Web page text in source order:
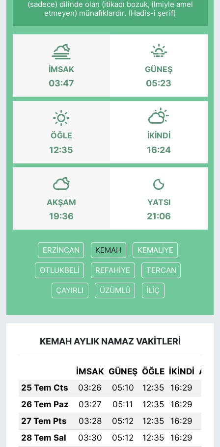
(sadece) dilinde olan (itikadı bozuk, ilmiyle amel
etmeyen) münafıklardır. (Hadis-i şerif)
İMSAK
03:47
GÜNEŞ
05:23
ÖĞLE
12:35
İKINDI
16:24
AKŞAM
19:36
YATSI
21:06
ERZİNCAN KEMAH KEMALİYE
OTLUKBELİ REFAHİYE TERCAN
ÇAYIRLI ÜZÜMLÜ İLİÇ
KEMAH AYLIK NAMAZ VAKITLERI
İMSAK GÜNEŞ ÖĞLE İKINDI
25 Tem Cts
03:26 05:10 12:35 16:29
26 Tem Paz
03:27 05:11 12:35 16:29
27 Tem Pts
03:28 05:12 12:35 16:29
28 Tem Sal
03:30 05:12 12:35 16:29
Siyaset
YEREL HABER
Haberde insan